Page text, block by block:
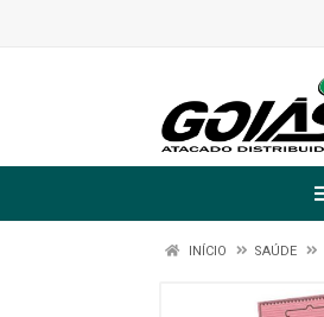
INÍCIO SAÚDE